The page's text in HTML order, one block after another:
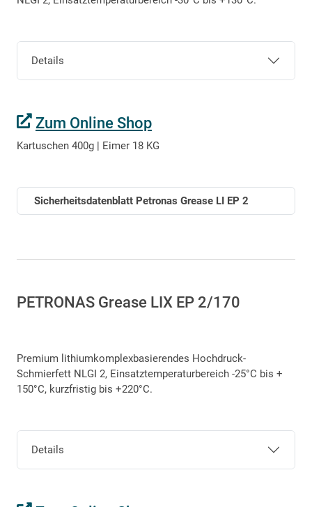
Details
Zum Online Shop
Kartuschen 400g | Eimer 18 KG
Sicherheitsdatenblatt Petronas Grease LI EP 2
PETRONAS Grease LIX EP 2/170
Premium lithiumkomplexbasierendes Hochdruck-
Schmierfett NLGI 2, Einsatztemperaturbereich -25°C bis +
150°C, kurzfristig bis +220°C.
Details